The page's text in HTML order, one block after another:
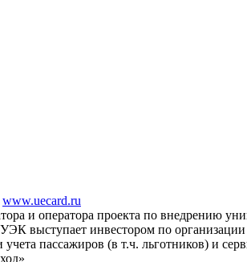
www.uecard.ru
и оператора проекта по внедрению
выступает инвестором по организации
пассажиров (в т.ч. льготников) и